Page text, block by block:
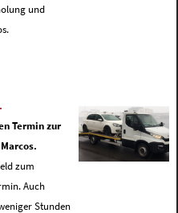
und
Termin zur
zum
Auch
Stunden